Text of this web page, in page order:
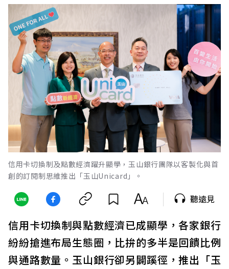
信用卡切換制及點數經濟躍升顯學，玉山銀行團隊以客製化與首
創的訂閱制思維推出「玉山Unicard」。
聽遠見
信用卡切換制與點數經濟已成顯學，各家銀行
紛紛搶進布局生態圈，比拚的多半是回饋比例
與通路數量。玉山銀行卻另闢蹊徑，推出「玉